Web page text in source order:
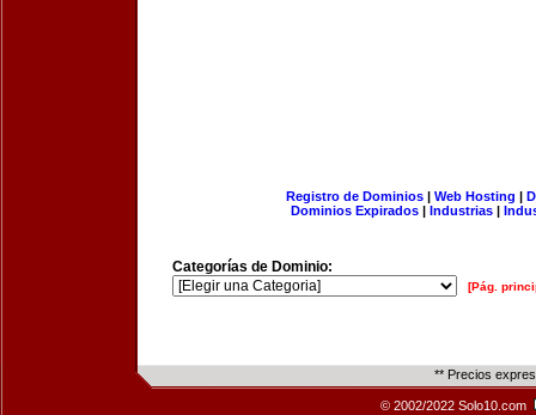
Registro de Dominios| Web Hosting |
Dominios Expirados | Industrias |
Categorías de Dominio:
[Pág.
** Precios
© 2002/2022 Solo10.com